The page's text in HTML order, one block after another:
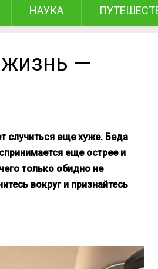
НАУКА
жизнь —
случиться еще хуже. Беда
еще острее и
только обидно не
вокруг и признайтесь